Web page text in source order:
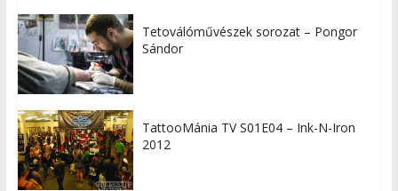
Tetoválóművészek sorozat – Pongor
Sándor
TattooMánia TV S01E04 – Ink-N-Iron
2012